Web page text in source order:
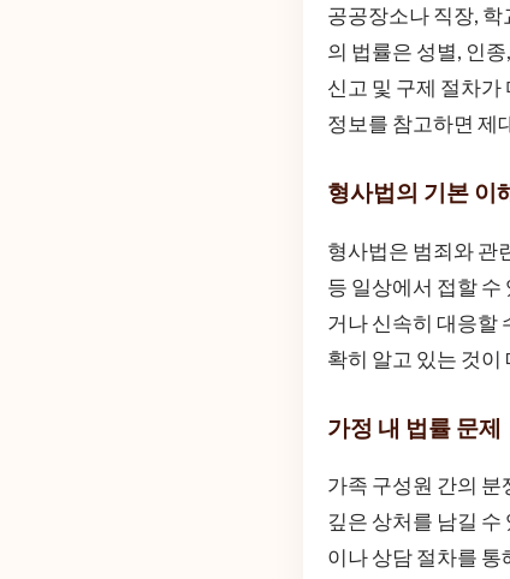
공공장소나 직장,
의 법률은 성별, 인
신고 및 구제 절차
정보를 참고하면 제
형사법의 기본 이
형사법은 범죄와 관
등 일상에서 접할
거나 신속히 대응할
확히 알고 있는 것이
가정 내 법률 문제
가족 구성원 간의
깊은 상처를 남길
이나 상담 절차를